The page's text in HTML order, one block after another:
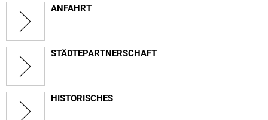
ANFAHRT
STÄDTEPARTNERSCHAFT
HISTORISCHES